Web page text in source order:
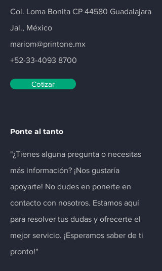
Col. Loma Bonita CP 44580 Guadalajara
Jal., México
mariom@printone.mx
+52-33-4093 8700
Cotizar
Ponte al tanto
"¿Tienes alguna pregunta o necesitas
más información? ¡Nos gustaría
apoyarte! No dudes en ponerte en
contacto con nosotros. Estamos aquí
para resolver tus dudas y ofrecerte el
mejor servicio. ¡Esperamos saber de ti
pronto!"